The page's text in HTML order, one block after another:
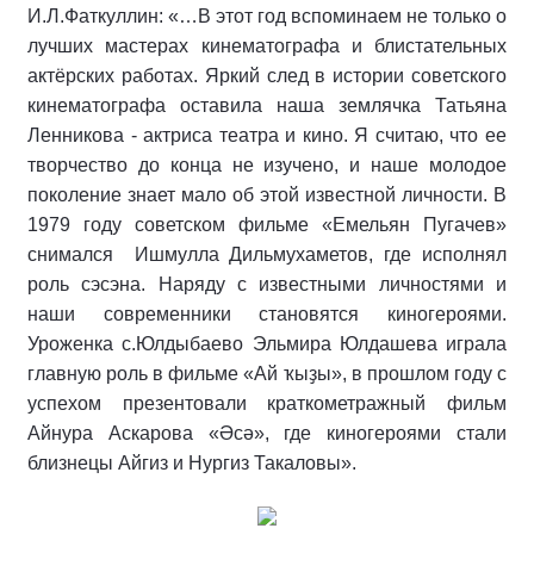
И.Л.Фаткуллин: «…В этот год вспоминаем не только о
лучших мастерах кинематографа и блистательных
актёрских работах. Яркий след в истории советского
кинематографа оставила наша землячка Татьяна
Ленникова - актриса театра и кино. Я считаю, что ее
творчество до конца не изучено, и наше молодое
поколение знает мало об этой известной личности. В
1979 году советском фильме «Емельян Пугачев»
снимался Ишмулла Дильмухаметов, где исполнял
роль сэсэна. Наряду с известными личностями и
наши современники становятся киногероями.
Уроженка с.Юлдыбаево Эльмира Юлдашева играла
главную роль в фильме «Ай ҡыҙы», в прошлом году с
успехом презентовали краткометражный фильм
Айнура Аскарова «Әсә», где киногероями стали
близнецы Айгиз и Нургиз Такаловы».